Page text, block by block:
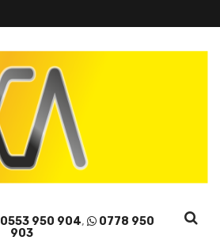
0553 950 904,
0778 950
903